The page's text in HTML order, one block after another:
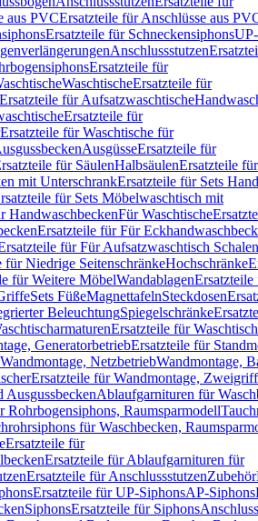
aus PVCErsatzteile für Anschlüsse aus
Ersatzteile für Schneckensiphons
Anschlussstutzen
Ersatzteile für
WaschtischeErsatzteile für
Ersatzteile für Aufsatzwaschtische
Ersatzteile für
Ersatzteile für Waschtische für
AusgüsseErsatzteile für
für SäulenHalbsäulenErsatzteile für
mit UnterschrankErsatzteile für Sets
für Sets Möbelwaschtisch mit
HandwaschbeckenFür Waschtische
Ersatzteile für Für
für Für Aufsatzwaschtisch
für Niedrige SeitenschränkeHochschränke
für Weitere MöbelWandablagenErsatzteile
Sets FüßeMagnettafelnSteckdosen
BeleuchtungSpiegelschränke
Ersatzteile für
GeneratorbetriebErsatzteile für
NetzbetriebWandmontage,
Ersatzteile für Wandmontage,
AusgussbeckenAblaufgarnituren für
Rohrbogensiphons, Raumsparmodell
für Waschbecken,
Ersatzteile für
Ersatzteile für Ablaufgarnituren für
Ersatzteile für AnschlussstutzenZubehör
Ersatzteile für UP-SiphonsAP-Siphons
SiphonsErsatzteile für Siphons